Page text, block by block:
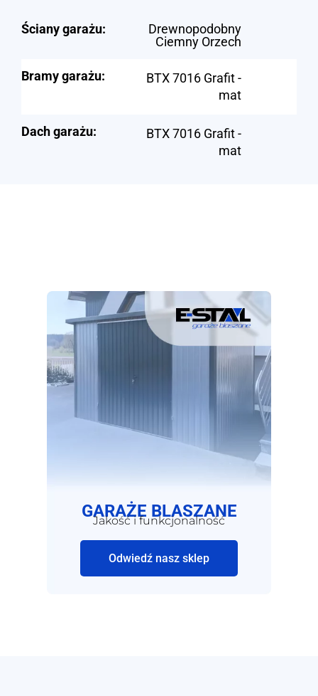
Ściany garażu:
Drewnopodobny
Ciemny Orzech
Bramy garażu:
BTX 7016 Grafit -
mat
Dach garażu:
BTX 7016 Grafit -
mat
GARAŻE BLASZANE
Jakość i funkcjonalność
Odwiedź nasz sklep